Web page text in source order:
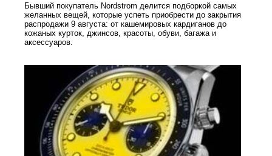
Бывший покупатель Nordstrom делится подборкой самых
желанных вещей, которые успеть приобрести до закрытия
распродажи 9 августа: от кашемировых кардиганов до
кожаных курток, джинсов, красоты, обуви, багажа и
аксессуаров.